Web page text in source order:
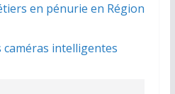
en pénurie en Région
caméras intelligentes